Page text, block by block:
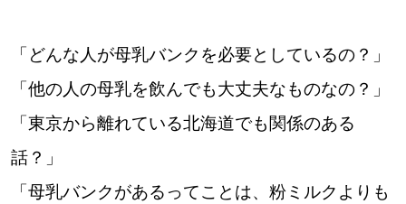
パートナーメディア Sitakkeパートナー
運営会社
「どんな人が母乳バンクを必要としているの？」
「他の人の母乳を飲んでも大丈夫なものなの？」
「東京から離れている北海道でも関係のある
話？」
「母乳バンクがあるってことは、粉ミルクよりも